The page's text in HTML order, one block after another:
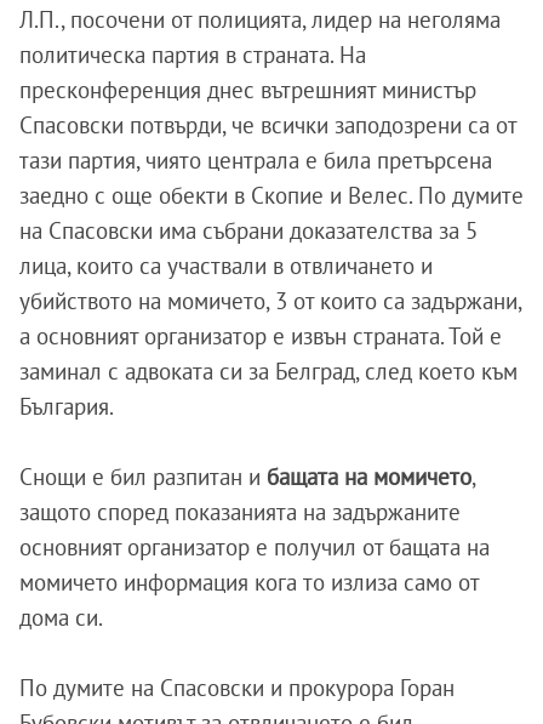
Л.П., посочени от полицията, лидер на неголяма
политическа партия в страната. На
пресконференция днес вътрешният министър
Спасовски потвърди, че всички заподозрени са от
тази партия, чиято централа е била претърсена
заедно с още обекти в Скопие и Велес. По думите
на Спасовски има събрани доказателства за 5
лица, които са участвали в отвличането и
убийството на момичето, 3 от които са задържани,
а основният организатор е извън страната. Той е
заминал с адвоката си за Белград, след което към
България.
Снощи е бил разпитан и бащата на момичето,
защото според показанията на задържаните
основният организатор е получил от бащата на
момичето информация кога то излиза само от
дома си.
По думите на Спасовски и прокурора Горан